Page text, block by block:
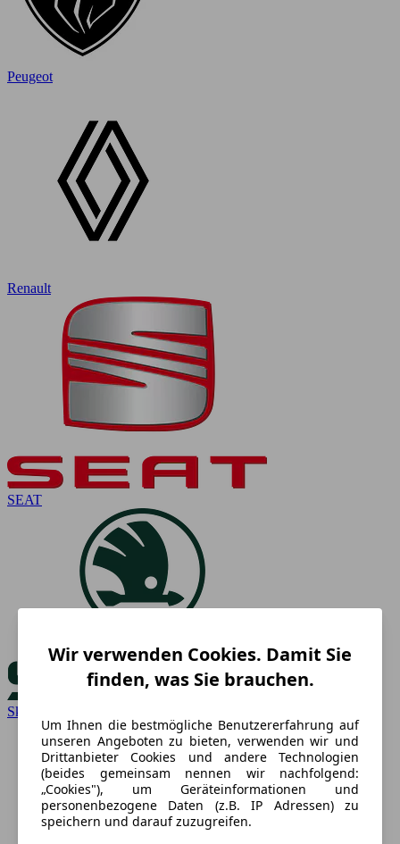
Peugeot
Renault
SEAT
Skoda
Wir verwenden Cookies. Damit Sie
finden, was Sie brauchen.
Um Ihnen die bestmögliche Benutzererfahrung auf
unseren Angeboten zu bieten, verwenden wir und
Drittanbieter Cookies und andere Technologien
(beides gemeinsam nennen wir nachfolgend:
„Cookies"), um Geräteinformationen und
personenbezogene Daten (z.B. IP Adressen) zu
speichern und darauf zuzugreifen.